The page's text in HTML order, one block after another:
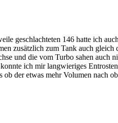
geschlachteten 146 hatte ich
zusätzlich zum Tank auch
und die vom Turbo sahen auch
ich mir langwieriges
der etwas mehr Volumen nach